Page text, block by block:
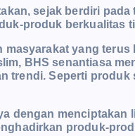
sejak berdiri
produk berkualitas
yang terus
BHS senantiasa
trendi. Seperti
dengan
produk-